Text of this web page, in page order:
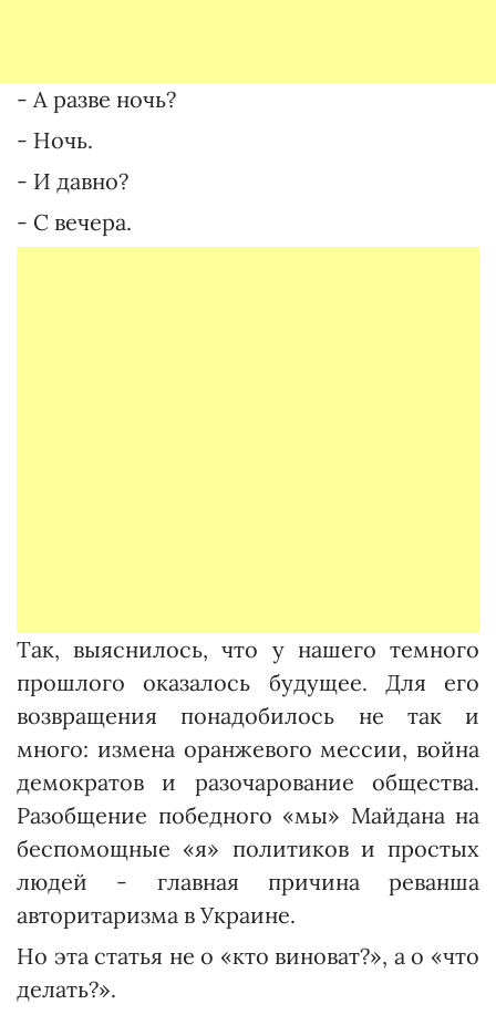
- А разве ночь?
- Ночь.
- И давно?
- С вечера.
Так, выяснилось, что у нашего темного
прошлого оказалось будущее. Для его
возвращения понадобилось не так и
много: измена оранжевого мессии, война
демократов и разочарование общества.
Разобщение победного «мы» Майдана на
беспомощные «я» политиков и простых
людей - главная причина реванша
авторитаризма в Украине.
Но эта статья не о «кто виноват?», а о «что
делать?».